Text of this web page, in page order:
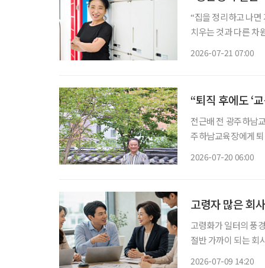
“집을 정리하고 나
치우는 것과 다른 차원의 즐거움이었죠.” 서울
2026-07-21 07:00
“퇴직 후에도 ‘
전근배 전 광주하남교육장 많은 사람이 퇴직을 인생의 쉼표라고 말한다
주하남교육장에게
2026-07-20 06:00
고령자 많은 회
고령화가 일터의 풍
절반 가까이 되는 회
2026-07-09 14:20